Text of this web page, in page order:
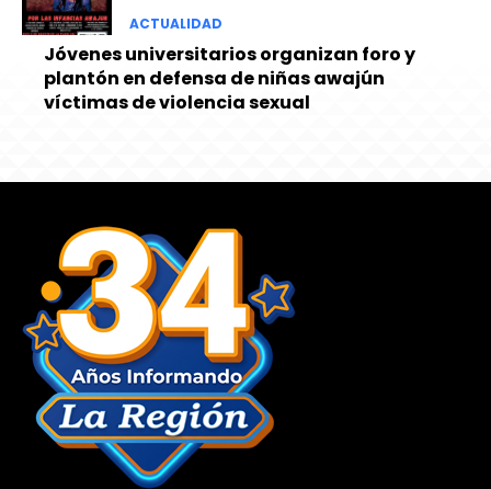
ACTUALIDAD
Jóvenes universitarios organizan foro y
plantón en defensa de niñas awajún
víctimas de violencia sexual